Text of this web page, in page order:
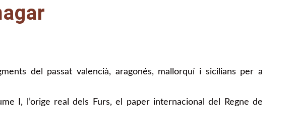
del passat valencià, aragonés, mallorquí i sicilians per a
I, l’orige real dels Furs, el paper internacional del Regne de